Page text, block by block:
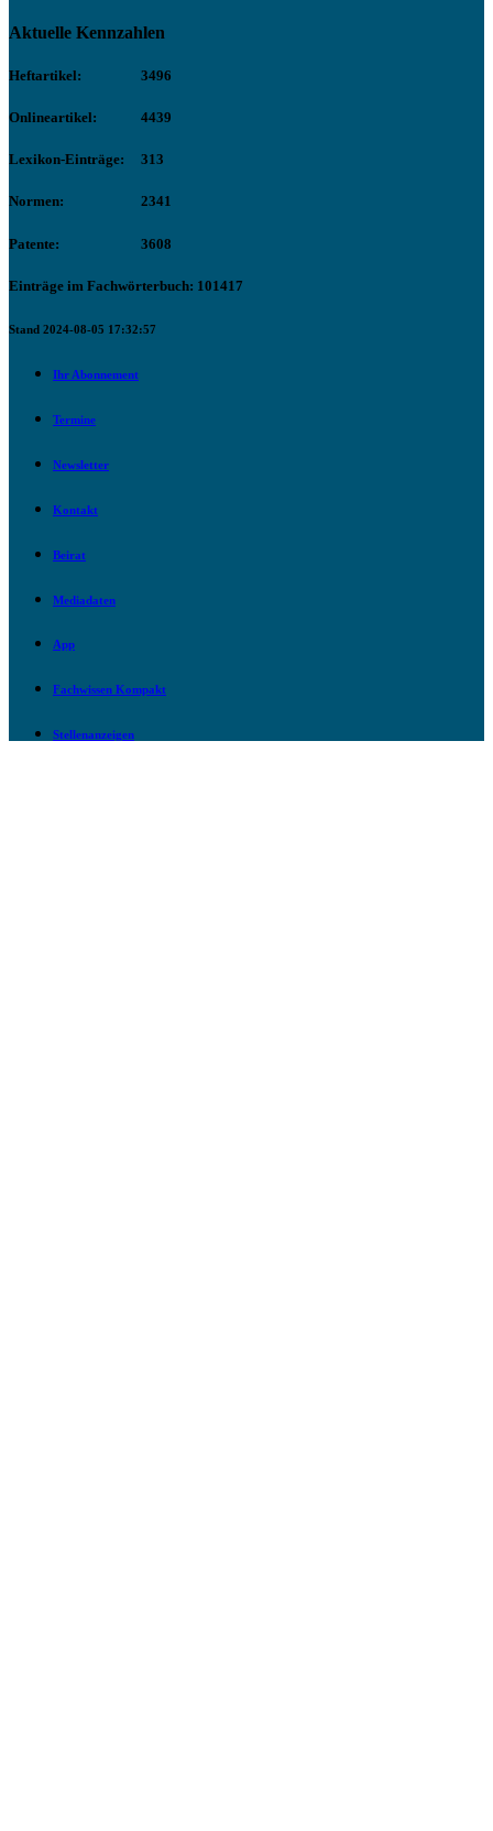
Aktuelle Kennzahlen
Heftartikel: 3496
Onlineartikel: 4439
Lexikon-Einträge: 313
Normen: 2341
Patente: 3608
Einträge im Fachwörterbuch: 101417
Stand 2024-08-05 17:32:57
Ihr Abonnement
Termine
Newsletter
Kontakt
Beirat
Mediadaten
App
Fachwissen Kompakt
Stellenanzeigen